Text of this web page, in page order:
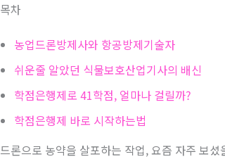
목차
농업드론방제사와 항공방제기술자
쉬운줄 알았던 식물보호산업기사의 배신
학점은행제로 41학점, 얼마나 걸릴까?
학점은행제 바로 시작하는법
드론으로 농약을 살포하는 작업, 요즘 자주 보셨